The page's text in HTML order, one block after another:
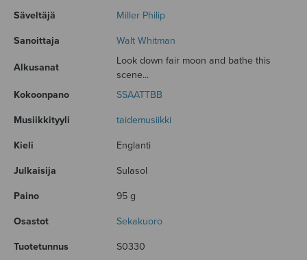
Säveltäjä Miller Philip
Sanoittaja Walt Whitman
Alkusanat
Look down fair moon and bathe this
scene...
Kokoonpano
SSAATTBB
Musiikkityyli taidemusiikki
Kieli Englanti
Julkaisija Sulasol
Paino 95 g
Osastot Sekakuoro
Tuotetunnus S0330